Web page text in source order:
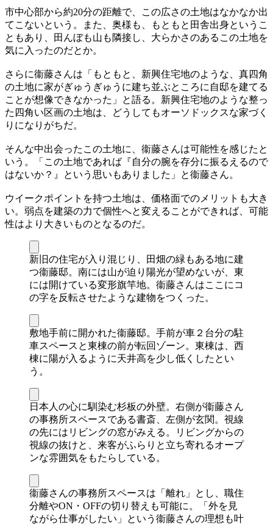
市中心部から約20分の距離で、この広さの土地はなかなか出
てこないという。また、奥様も、もともと田舎出身というこ
ともあり、田んぼも山も隣接し、大らかさのあるこの土地を
気に入ったのだとか。
さらに衞藤さんは「もともと、新興住宅地のような、真四角
の土地に家がぎゅうぎゅうに建ち並ぶところに自邸を建てる
ことが想像できなかった」と語る。新興住宅地のような整っ
た四角い区画の土地は、どうしてもオーソドックスな家づく
りになりがちだ。
そんな中出会ったこの土地に、衞藤さんは可能性を感じたと
いう。「この土地であれば『自分の腕を存分に振るえるので
はないか？』という思いもありました」と衞藤さん。
ウイークポイントを持つ土地は、価格面でのメリットも大き
い。弱点を建築の力で個性へと変えることができれば、可能
性はより大きいものとなるのだ。
新旧の住宅が入り混じり、田畑の緑もある地に建
つ衞藤邸。南には山が迫り陽光が望めないが、東
には開けている変形旗竿地。衞藤さんはここにコ
の字を反転させたような建物をつくった。
敷地手前に開かれた衞藤邸。手前が車２台分の駐
車スペースと東棟の前が転回ゾーン。東棟は、西
棟に陽が入るように天井高を少し低くしたとい
う。
日本人の心に馴染む杉板の外壁。右側が衞藤さん
の事務所スペースである書斎、左側が玄関。視線
の先にはリビングの窓がみえる。リビングからの
視線の抜けと、来客がふらりと立ち寄れるオープ
ンな雰囲気をもたらしている。
衞藤さんの事務所スペースは「離れ」とし、職住
分離やON・OFFの切り替えも可能に。「外を見
ながら仕事がしたい」という衞藤さんの理想も叶